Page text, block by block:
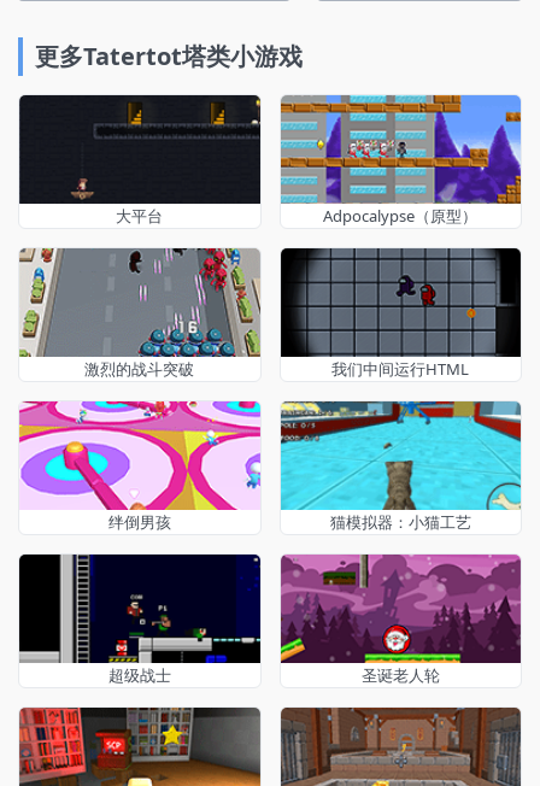
更多Tatertot塔类小游戏
大平台 Adpocalypse（原型）
激烈的战斗突破 我们中间运行HTML
绊倒男孩 猫模拟器：小猫工艺
超级战士 圣诞老人轮